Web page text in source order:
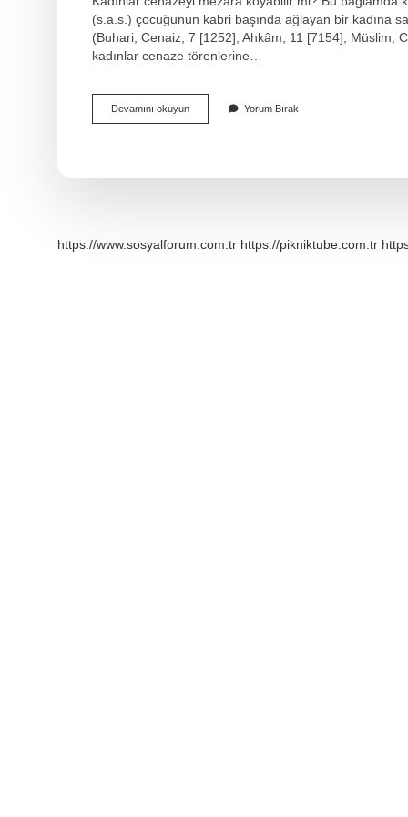
(s.a.s.) çocuğunun kabri başında ağlayan bir kadına
(Buhari, Cenaiz, 7 [1252], Ahkâm, 11 [7154]; Müslim,
kadınlar cenaze törenlerine…
Devamını okuyunKadınlar
Cenazede
Yorum Bırak
https://www.sosyalforum.com.tr https://pikniktube.com.tr